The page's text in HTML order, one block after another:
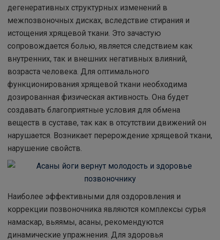
дегенеративных структурных изменений в
межпозвоночных дисках, вследствие стирания и
истощения хрящевой ткани. Это зачастую
сопровождается болью, является следствием как
внутренних, так и внешних негативных влияний,
возраста человека. Для оптимального
функционирования хрящевой ткани необходима
дозированная физическая активность. Она будет
создавать благоприятные условия для обмена
веществ в суставе, так как в отсутствии движений он
нарушается. Возникает перерождение хрящевой ткани,
нарушение свойств.
Наиболее эффективными для оздоровления и
коррекции позвоночника являются комплексы сурья
намаскар, вьяямы, асаны, рекомендуются
динамические упражнения. Для здоровья